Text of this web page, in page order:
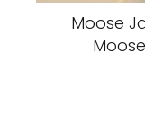
Moose